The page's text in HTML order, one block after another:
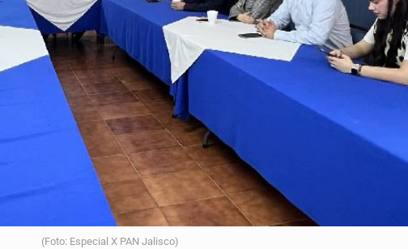
Carlos Garfias Merlos, arzobispo emérito de Morelia
brote de ciclosporiasis en México
(Foto: Especial X PAN Jalisco)